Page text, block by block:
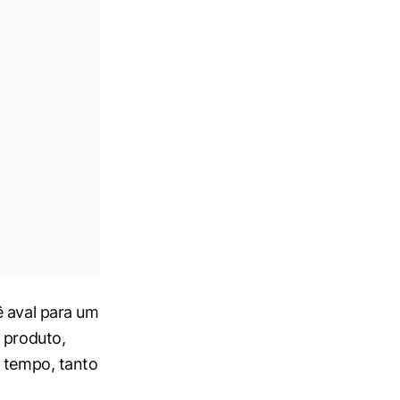
aval para um
produto,
tempo, tanto